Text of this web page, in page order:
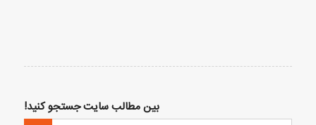
بین مطالب سایت جستجو کنید!